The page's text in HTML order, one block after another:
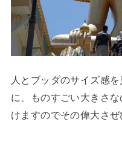
人とブッダのサイズ感
に、ものすごい大きさ
けますのでその偉大さぜ